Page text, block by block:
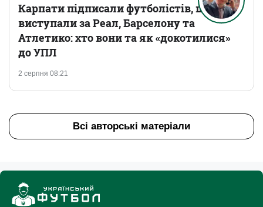
2 серпня 08:21
Карпати підписали футболістів, що
виступали за Реал, Барселону та
Атлетико: хто вони та як «докотилися»
до УПЛ
Всі авторські матеріали